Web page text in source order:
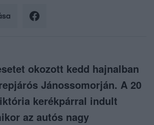
okozott kedd hajnalban
Jánossomorján. A 20
kerékpárral indult
az autós nagy